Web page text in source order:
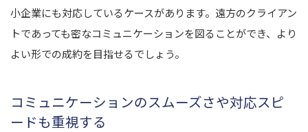
小企業にも対応しているケースがあります。遠方のクライアン
トであっても密なコミュニケーションを図ることができ、より
よい形での成約を目指せるでしょう。
コミュニケーションのスムーズさや対応スピ
ードも重視する